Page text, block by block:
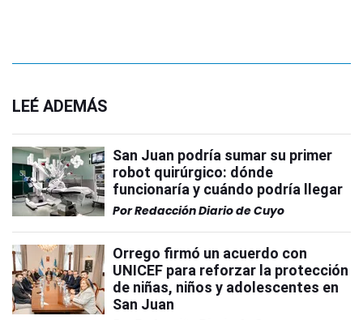
LEÉ ADEMÁS
San Juan podría sumar su primer
robot quirúrgico: dónde
funcionaría y cuándo podría llegar
PorRedacción Diario de Cuyo
Orrego firmó un acuerdo con
UNICEF para reforzar la protección
de niñas, niños y adolescentes en
San Juan